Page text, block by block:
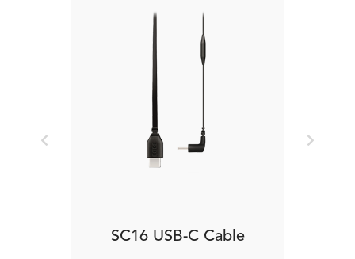
SC16 USB-C Cable
Previous Next